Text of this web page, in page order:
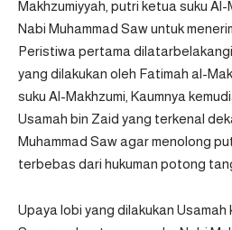
Makhzumiyyah, putri ketua suku
Nabi Muhammad Saw untuk
Peristiwa pertama
yang dilakukan oleh Fatimah al-
suku Al-Makhzumi, Kaumnya
Usamah bin Zaid yang terkenal
Muhammad Saw agar menolong
terbebas dari hukuman potong
Upaya lobi yang dilakukan Usamah